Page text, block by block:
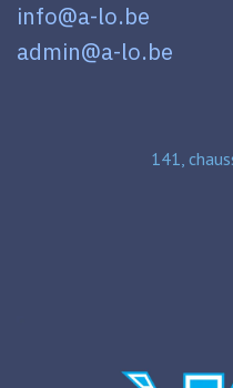
info@a-lo.be
admin@a-lo.be
141,